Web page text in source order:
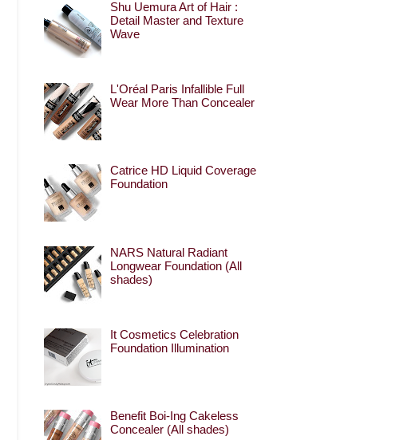
Shu Uemura Art of Hair :
Detail Master and Texture
Wave
L'Oréal Paris Infallible Full
Wear More Than Concealer
Catrice HD Liquid Coverage
Foundation
NARS Natural Radiant
Longwear Foundation (All
shades)
It Cosmetics Celebration
Foundation Illumination
Benefit Boi-Ing Cakeless
Concealer (All shades)